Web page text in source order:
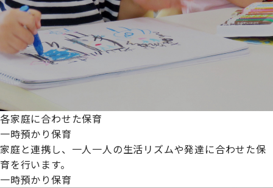
各家庭に合わせた保育
一時預かり保育
家庭と連携し、一人一人の生活リズムや発達に合わせた保
育を行います。
一時預かり保育